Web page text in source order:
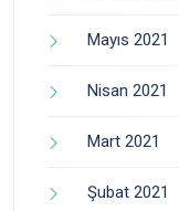
Mayıs 2021
Nisan 2021
Mart 2021
Şubat 2021